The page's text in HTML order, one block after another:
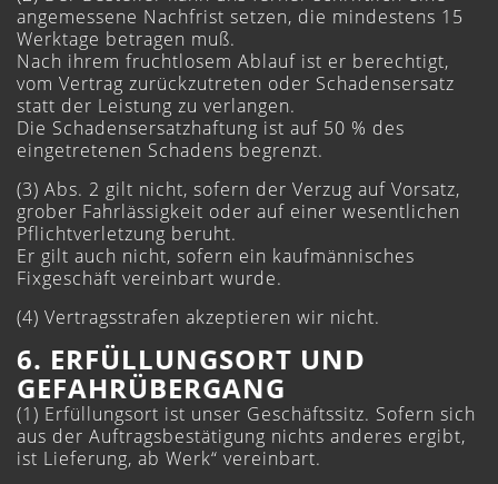
angemessene Nachfrist setzen, die mindestens 15
Werktage betragen muß.
Nach ihrem fruchtlosem Ablauf ist er berechtigt,
vom Vertrag zurückzutreten oder Schadensersatz
statt der Leistung zu verlangen.
Die Schadensersatzhaftung ist auf 50 % des
eingetretenen Schadens begrenzt.
(3) Abs. 2 gilt nicht, sofern der Verzug auf Vorsatz,
grober Fahrlässigkeit oder auf einer wesentlichen
Pflichtverletzung beruht.
Er gilt auch nicht, sofern ein kaufmännisches
Fixgeschäft vereinbart wurde.
(4) Vertragsstrafen akzeptieren wir nicht.
6. ERFÜLLUNGSORT UND
GEFAHRÜBERGANG
(1) Erfüllungsort ist unser Geschäftssitz. Sofern sich
aus der Auftragsbestätigung nichts anderes ergibt,
ist Lieferung, ab Werk“ vereinbart.